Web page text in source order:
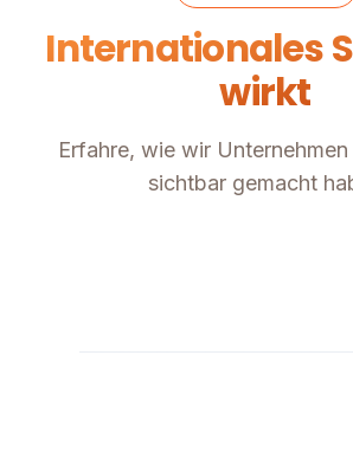
Internationales
wirkt
Erfahre, wie wir
sichtbar gemacht